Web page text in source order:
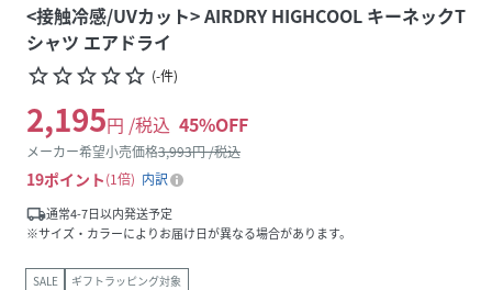
<接触冷感/UVカット> AIRDRY HIGHCOOL キーネックT
シャツ エアドライ
star_borderstar_borderstar_borderstar_borderstar_border (-件)
2,195円 /税込 45%OFF
メーカー希望小売価格3,993円 /税込
19ポイント 1倍
内訳
local_shipping通常4-7日以内発送予定
※サイズ・カラーによりお届け日が異なる場合があります。
SALE ギフトラッピング対象